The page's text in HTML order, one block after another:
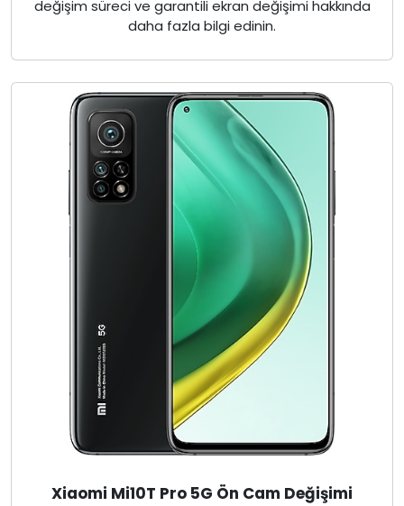
değişim süreci ve garantili ekran değişimi hakkında
daha fazla bilgi edinin.
Xiaomi Mi10T Pro 5G Ön Cam Değişimi